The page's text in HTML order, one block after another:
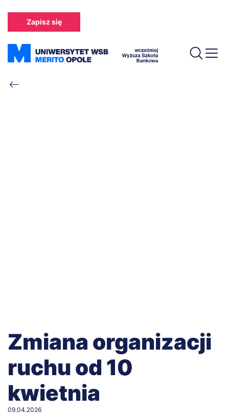
treści
Zapisz się
Ścieżka
Zmiana organizacji
ruchu od 10
kwietnia
09.04.2026